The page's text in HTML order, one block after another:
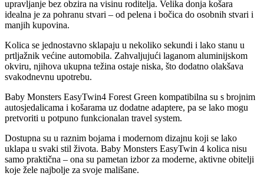
upravljanje bez obzira na visinu roditelja. Velika donja košara
idealna je za pohranu stvari – od pelena i bočica do osobnih stvari i
manjih kupovina.
Kolica se jednostavno sklapaju u nekoliko sekundi i lako stanu u
prtljažnik većine automobila. Zahvaljujući laganom aluminijskom
okviru, njihova ukupna težina ostaje niska, što dodatno olakšava
svakodnevnu upotrebu.
Baby Monsters EasyTwin4 Forest Green kompatibilna su s brojnim
autosjedalicama i košarama uz dodatne adaptere, pa se lako mogu
pretvoriti u potpuno funkcionalan travel system.
Dostupna su u raznim bojama i modernom dizajnu koji se lako
uklapa u svaki stil života. Baby Monsters EasyTwin 4 kolica nisu
samo praktična – ona su pametan izbor za moderne, aktivne obitelji
koje žele najbolje za svoje mališane.